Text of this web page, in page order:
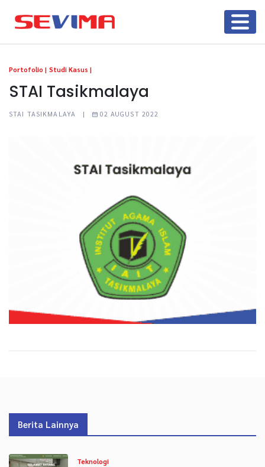
Portofolio | Studi Kasus |
STAI Tasikmalaya
STAI TASIKMALAYA | 02 AUGUST 2022
Berita Lainnya
Teknologi